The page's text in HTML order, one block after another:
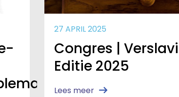
27 APRIL 2025
Congres |
Editie 2025
Lees meer